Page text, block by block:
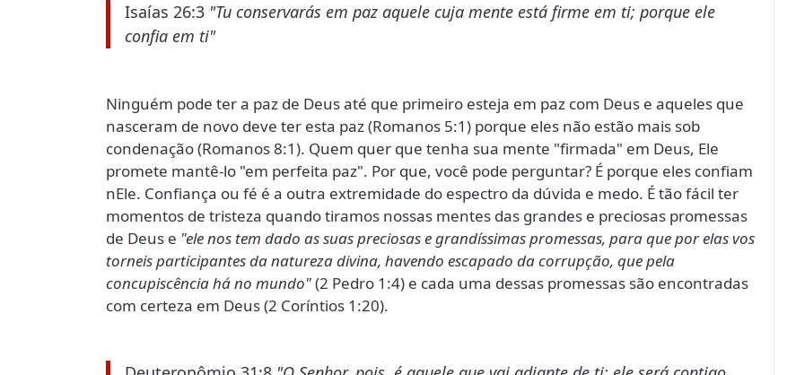
Isaías 26:3 "Tu conservarás em paz aquele cuja mente está firme em ti; porque ele
confia em ti"
Ninguém pode ter a paz de Deus até que primeiro esteja em paz com Deus e aqueles que
nasceram de novo deve ter esta paz (Romanos 5:1) porque eles não estão mais sob
condenação (Romanos 8:1). Quem quer que tenha sua mente "firmada" em Deus, Ele
promete mantê-lo "em perfeita paz". Por que, você pode perguntar? É porque eles confiam
nEle. Confiança ou fé é a outra extremidade do espectro da dúvida e medo. É tão fácil ter
momentos de tristeza quando tiramos nossas mentes das grandes e preciosas promessas
de Deus e "ele nos tem dado as suas preciosas e grandíssimas promessas, para que por elas vos
torneis participantes da natureza divina, havendo escapado da corrupção, que pela
concupiscência há no mundo"(2 Pedro 1:4) e cada uma dessas promessas são encontradas
com certeza em Deus (2 Coríntios 1:20).